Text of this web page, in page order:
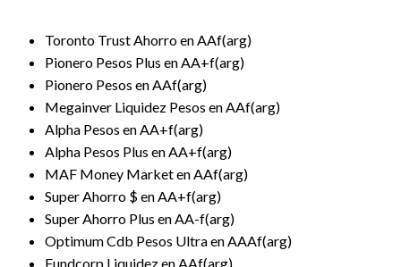
Toronto Trust Ahorro en AAf(arg)
Pionero Pesos Plus en AA+f(arg)
Pionero Pesos en AAf(arg)
Megainver Liquidez Pesos en AAf(arg)
Alpha Pesos en AA+f(arg)
Alpha Pesos Plus en AA+f(arg)
MAF Money Market en AAf(arg)
Super Ahorro $ en AA+f(arg)
Super Ahorro Plus en AA-f(arg)
Optimum Cdb Pesos Ultra en AAAf(arg)
Fundcorp Liquidez en AAf(arg)